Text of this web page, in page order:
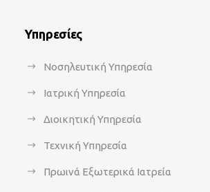
Υπηρεσίες
Νοσηλευτική Υπηρεσία
Ιατρική Υπηρεσία
Διοικητική Υπηρεσία
Τεχνική Υπηρεσία
Πρωινά Εξωτερικά Ιατρεία